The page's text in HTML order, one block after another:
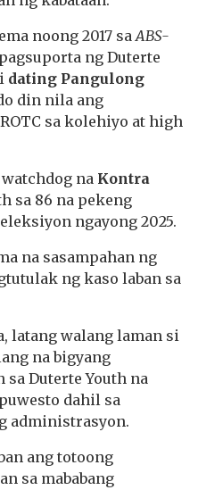
noong 2017 saABS-
ng Duterte
dating Pangulong
din nila ang
sa kolehiyo at high
na Kontra
sa 86 na pekeng
ngayong 2025.
na sasampahan ng
ng kaso laban sa
latang walang laman si
na bigyang
sa Duterte Youth na
dahil sa
administrasyon.
ang totoong
sa mababang